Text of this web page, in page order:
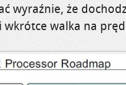
wyraźnie, że
walka na